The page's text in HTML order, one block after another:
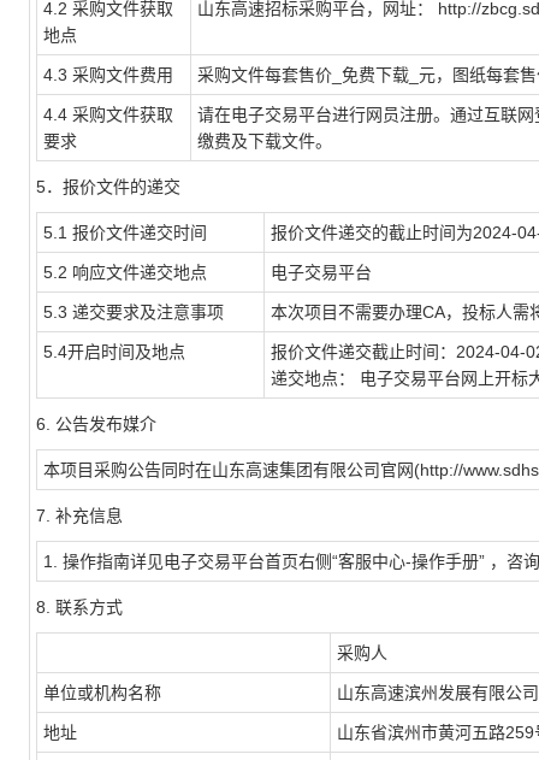
4.2 采购文件获取
地点
山东高速招标采购平台，网址： http://
4.3 采购文件费用 采购文件每套售价_免费下载_元，图纸每套
4.4 采购文件获取
要求
请在电子交易平台进行网员注册。通过互联
缴费及下载文件。
5．报价文件的递交
5.1 报价文件递交时间 报价文件递交的截止时间为2024-
5.2 响应文件递交地点 电子交易平台
5.3 递交要求及注意事项 本次项目不需要办理CA，投标人需
5.4开启时间及地点
报价文件递交截止时间：2024-04-
递交地点： 电子交易平台网上开标
6. 公告发布媒介
本项目采购公告同时在山东高速集团有限公司官网(http://
7. 补充信息
1. 操作指南详见电子交易平台首页右侧“客服中心-操作手册” ，
8. 联系方式
采购人
单位或机构名称 山东高速滨州发展有限公司
地址 山东省滨州市黄河五路259